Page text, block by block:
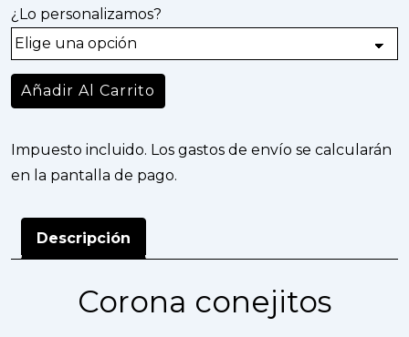
¿Lo personalizamos?
Añadir Al Carrito
Impuesto incluido. Los gastos de envío se calcularán
en la pantalla de pago.
Descripción
Corona conejitos